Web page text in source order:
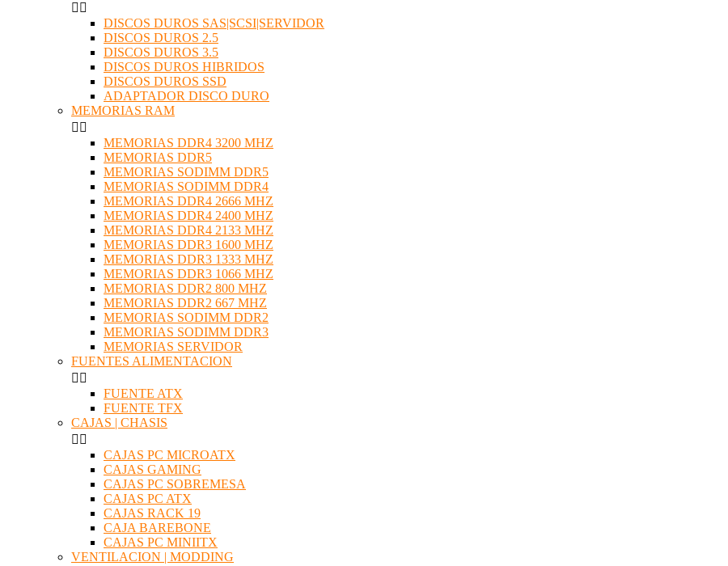
 
DISCOS DUROS SAS|SCSI|SERVIDOR
DISCOS DUROS 2.5
DISCOS DUROS 3.5
DISCOS DUROS HIBRIDOS
DISCOS DUROS SSD
ADAPTADOR DISCO DURO
MEMORIAS RAM
 
MEMORIAS DDR4 3200 MHZ
MEMORIAS DDR5
MEMORIAS SODIMM DDR5
MEMORIAS SODIMM DDR4
MEMORIAS DDR4 2666 MHZ
MEMORIAS DDR4 2400 MHZ
MEMORIAS DDR4 2133 MHZ
MEMORIAS DDR3 1600 MHZ
MEMORIAS DDR3 1333 MHZ
MEMORIAS DDR3 1066 MHZ
MEMORIAS DDR2 800 MHZ
MEMORIAS DDR2 667 MHZ
MEMORIAS SODIMM DDR2
MEMORIAS SODIMM DDR3
MEMORIAS SERVIDOR
FUENTES ALIMENTACION
 
FUENTE ATX
FUENTE TFX
CAJAS | CHASIS
 
CAJAS PC MICROATX
CAJAS GAMING
CAJAS PC SOBREMESA
CAJAS PC ATX
CAJAS RACK 19
CAJA BAREBONE
CAJAS PC MINIITX
VENTILACION | MODDING